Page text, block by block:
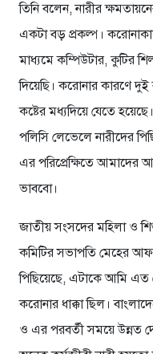
তিনি বলেন, নারীর
একটা বড় প্রকল্প।
মাধ্যমে কম্পিউটার, কুটির
দিয়েছি। করোনার কারণে দুই
কষ্টের মধ্যদিয়ে যেতে
পলিসি লেভেলে নারীদের
এর পরিপ্রেক্ষিতে আমাদের
ভাববো।
জাতীয় সংসদের মহিলা ও শিশু
কমিটির সভাপতি মেহের
পিছিয়েছে, এটাকে আমি এত
করোনার ধাক্কা ছিল।
ও এর পরবর্তী সময়ে উন্নত